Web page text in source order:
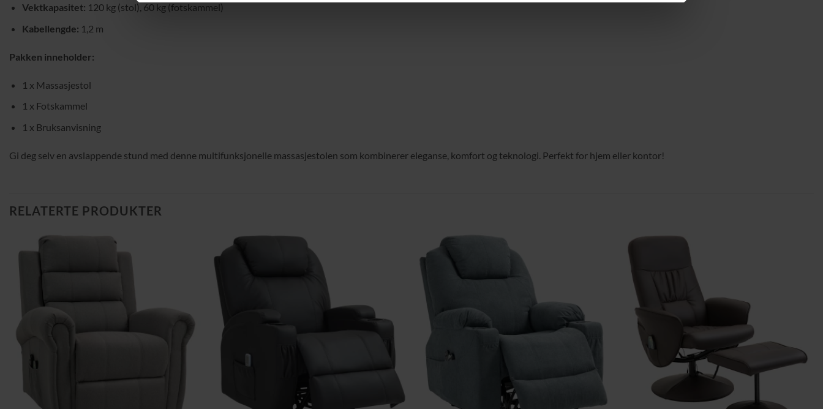
Vektkapasitet: 120 kg (stol), 60 kg (fotskammel)
Kabellengde: 1,2 m
Pakken inneholder:
1 x Massasjestol
1 x Fotskammel
1 x Bruksanvisning
Gi deg selv en avslappende stund med denne multifunksjonelle massasjestolen som kombinerer eleganse, komfort og teknologi. Perfekt for hjem eller kontor!
RELATERTE PRODUKTER